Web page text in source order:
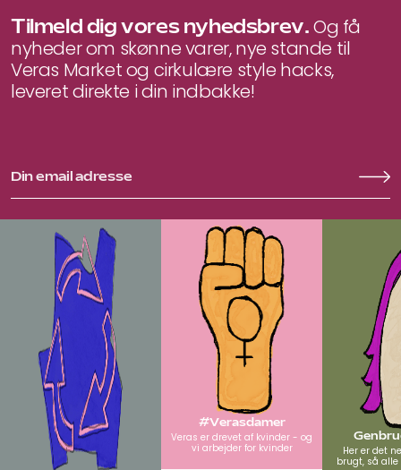
Tilmeld dig vores nyhedsbrev.Og få
nyheder om skønne varer, nye stande til
Veras Market og cirkulære style hacks,
leveret direkte i din indbakke!
#Verasdamer
Veras er drevet af kvinder - og
vi arbejder for kvinder
Her er det
brugt, så